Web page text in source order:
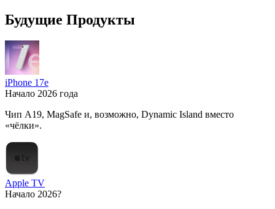
Будущие Продукты
iPhone 17e
Начало 2026 года
Чип A19, MagSafe и, возможно, Dynamic Island вместо
«чёлки».
Apple TV
Начало 2026?